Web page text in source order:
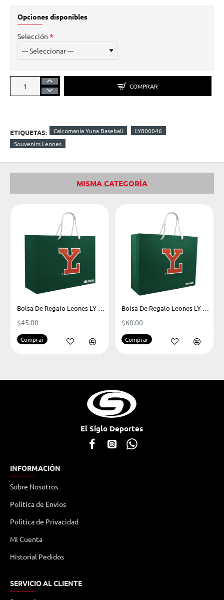
Opciones disponibles
Selección
COMPRAR
ETIQUETAS: Calcomanía Yuna Baseball
LY800046
Souvenirs Leones
MISMA CATEGORÍA
Bolsa De Regalo Leones LY Chica
$45.00
Comprar
Bolsa De Regalo Leones LY Grande
$60.00
Comprar
El Siglo Deportes
INFORMACIÓN
Sobre Nosotros
Política de Envíos
Política de Privacidad
Mi Cuenta
Historial Pedidos
SERVICIO AL CLIENTE